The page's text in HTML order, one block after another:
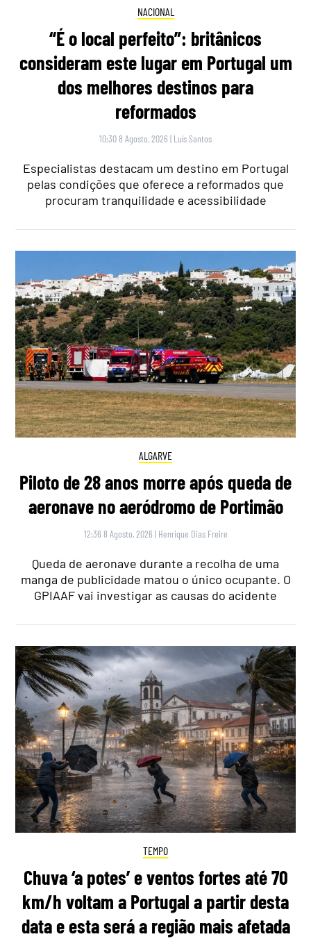
NACIONAL
“É o local perfeito”: britânicos
consideram este lugar em Portugal um
dos melhores destinos para
reformados
10:30 8 Agosto, 2026 | Luís Santos
Especialistas destacam um destino em Portugal
pelas condições que oferece a reformados que
procuram tranquilidade e acessibilidade
ALGARVE
Piloto de 28 anos morre após queda de
aeronave no aeródromo de Portimão
12:36 8 Agosto, 2026 | Henrique Dias Freire
Queda de aeronave durante a recolha de uma
manga de publicidade matou o único ocupante. O
GPIAAF vai investigar as causas do acidente
TEMPO
Chuva ‘a potes’ e ventos fortes até 70
km/h voltam a Portugal a partir desta
data e esta será a região mais afetada